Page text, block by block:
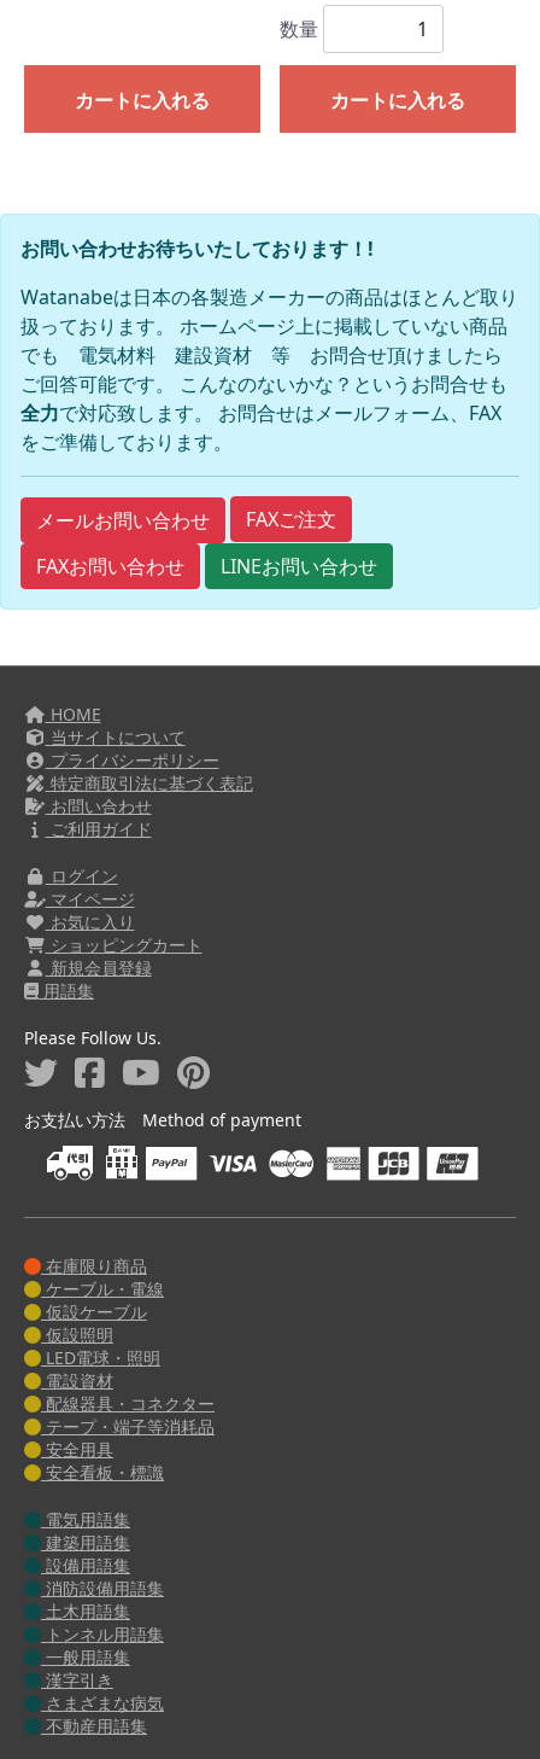
カートに入れる
数量
カートに入れる
お問い合わせお待ちいたしております！!
Watanabeは日本の各製造メーカーの商品はほとんど取り
扱っております。 ホームページ上に掲載していない商品
でも 電気材料 建設資材 等 お問合せ頂けましたら
ご回答可能です。 こんなのないかな？というお問合せも
全力で対応致します。 お問合せはメールフォーム、FAX
をご準備しております。
メールお問い合わせ
FAXご注文
FAXお問い合わせ
LINEお問い合わせ
HOME
当サイトについて
プライバシーポリシー
特定商取引法に基づく表記
お問い合わせ
ご利用ガイド
ログイン
マイページ
お気に入り
ショッピングカート
新規会員登録
用語集
Please Follow Us.
お支払い方法 Method of payment
在庫限り商品
ケーブル・電線
仮設ケーブル
仮設照明
LED電球・照明
電設資材
配線器具・コネクター
テープ・端子等消耗品
安全用具
安全看板・標識
電気用語集
建築用語集
設備用語集
消防設備用語集
土木用語集
トンネル用語集
一般用語集
漢字引き
さまざまな病気
不動産用語集